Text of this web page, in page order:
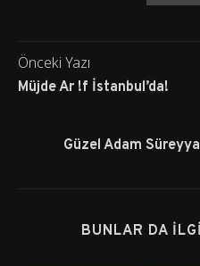
Önceki Yazı
Müjde Ar !f İstanbul’da!
Güzel Adam
BUNLAR DA